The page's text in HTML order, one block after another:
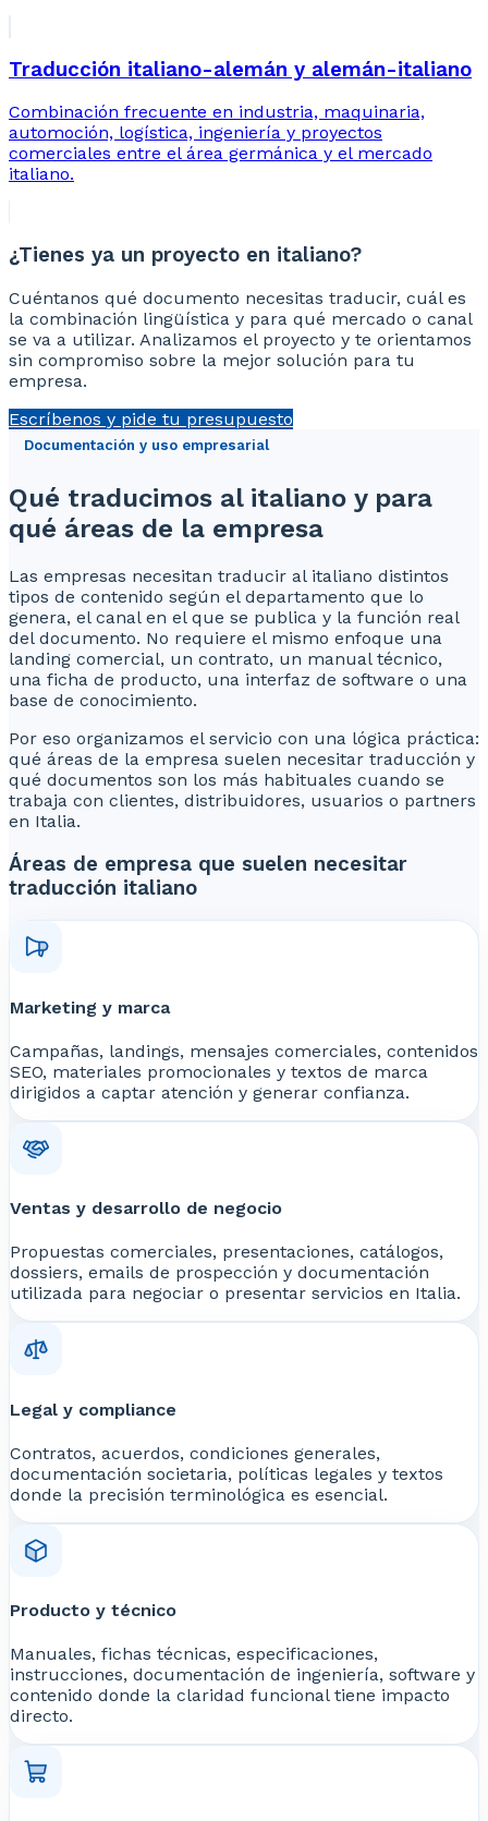
Traducción italiano-alemán y alemán-italiano
Combinación frecuente en industria, maquinaria,
automoción, logística, ingeniería y proyectos
comerciales entre el área germánica y el mercado
italiano.
¿Tienes ya un proyecto en italiano?
Cuéntanos qué documento necesitas traducir, cuál es
la combinación lingüística y para qué mercado o canal
se va a utilizar. Analizamos el proyecto y te orientamos
sin compromiso sobre la mejor solución para tu
empresa.
Escríbenos y pide tu presupuesto
Documentación y uso empresarial
Qué traducimos al italiano y para
qué áreas de la empresa
Las empresas necesitan traducir al italiano distintos
tipos de contenido según el departamento que lo
genera, el canal en el que se publica y la función real
del documento. No requiere el mismo enfoque una
landing comercial, un contrato, un manual técnico,
una ficha de producto, una interfaz de software o una
base de conocimiento.
Por eso organizamos el servicio con una lógica práctica:
qué áreas de la empresa suelen necesitar traducción y
qué documentos son los más habituales cuando se
trabaja con clientes, distribuidores, usuarios o partners
en Italia.
Áreas de empresa que suelen necesitar
traducción italiano
Marketing y marca
Campañas, landings, mensajes comerciales, contenidos
SEO, materiales promocionales y textos de marca
dirigidos a captar atención y generar confianza.
Ventas y desarrollo de negocio
Propuestas comerciales, presentaciones, catálogos,
dossiers, emails de prospección y documentación
utilizada para negociar o presentar servicios en Italia.
Legal y compliance
Contratos, acuerdos, condiciones generales,
documentación societaria, políticas legales y textos
donde la precisión terminológica es esencial.
Producto y técnico
Manuales, fichas técnicas, especificaciones,
instrucciones, documentación de ingeniería, software y
contenido donde la claridad funcional tiene impacto
directo.